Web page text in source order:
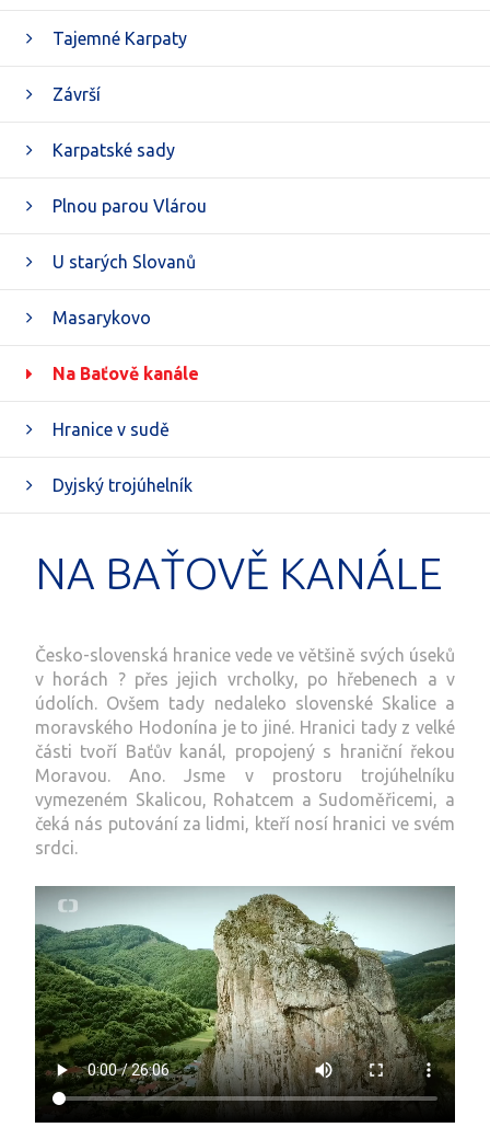
Tajemné Karpaty
Závrší
Karpatské sady
Plnou parou Vlárou
U starých Slovanů
Masarykovo
Na Baťově kanále
Hranice v sudě
Dyjský trojúhelník
NA BAŤOVĚ KANÁLE
Česko-slovenská hranice vede ve většině svých úseků
v horách ? přes jejich vrcholky, po hřebenech a v
údolích. Ovšem tady nedaleko slovenské Skalice a
moravského Hodonína je to jiné. Hranici tady z velké
části tvoří Baťův kanál, propojený s hraniční řekou
Moravou. Ano. Jsme v prostoru trojúhelníku
vymezeném Skalicou, Rohatcem a Sudoměřicemi, a
čeká nás putování za lidmi, kteří nosí hranici ve svém
srdci.